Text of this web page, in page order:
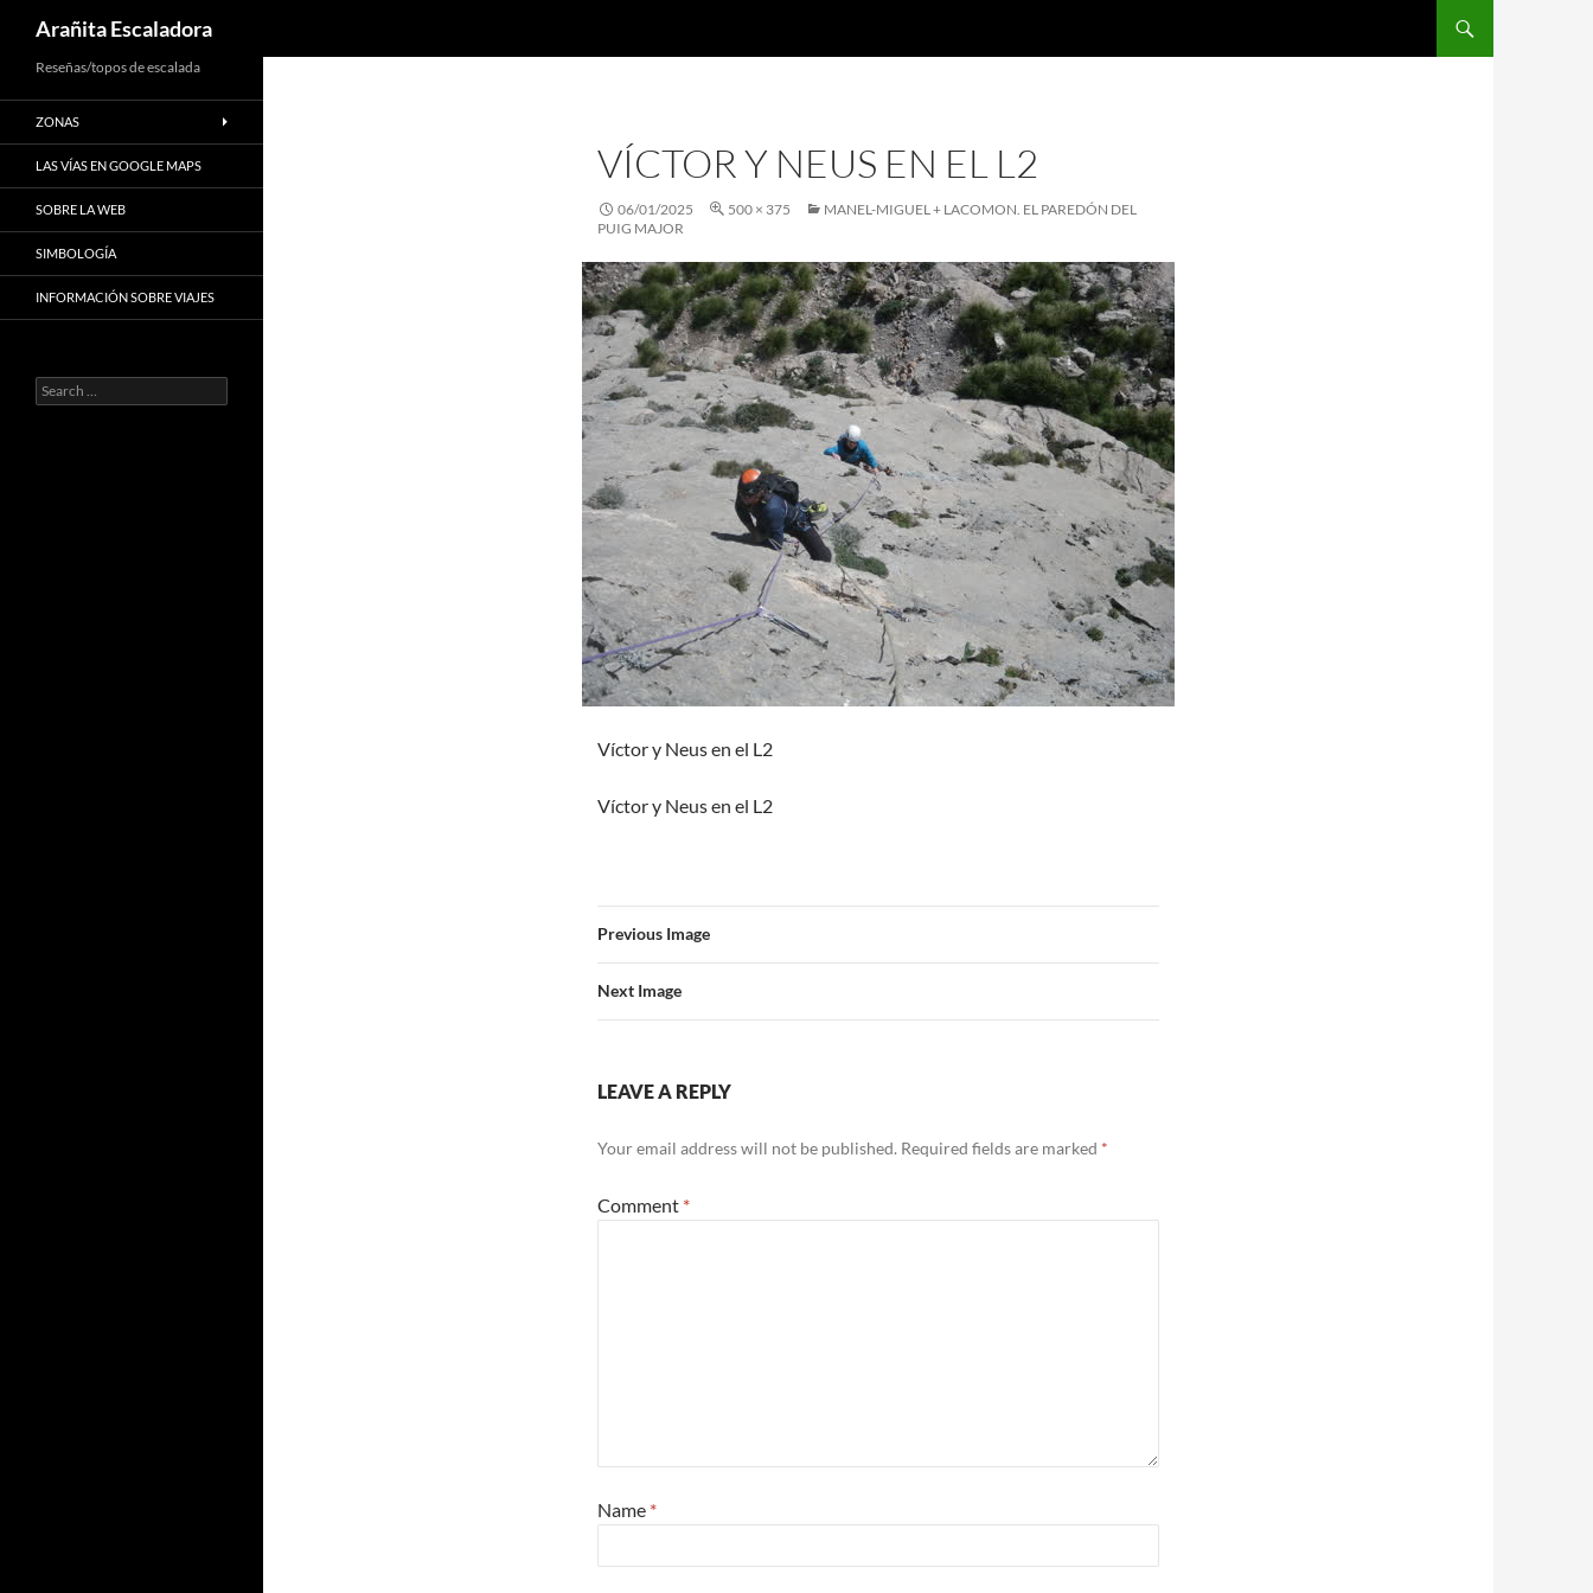
to
content
Arañita Escaladora
VÍCTOR Y NEUS EN EL L2
06/01/2025 500 × 375
MANEL-MIGUEL + LACOMON. EL PAREDÓN DEL
PUIG MAJOR
Víctor y Neus en el L2
Víctor y Neus en el L2
Previous Image
Next Image
LEAVE A REPLY
Your email address will not be published. Required fields are marked *
Comment *
Name *
Reseñas/topos de escalada
ZONAS
LAS VÍAS EN GOOGLE MAPS
SOBRE LA WEB
SIMBOLOGÍA
INFORMACIÓN SOBRE VIAJES
Search
for: